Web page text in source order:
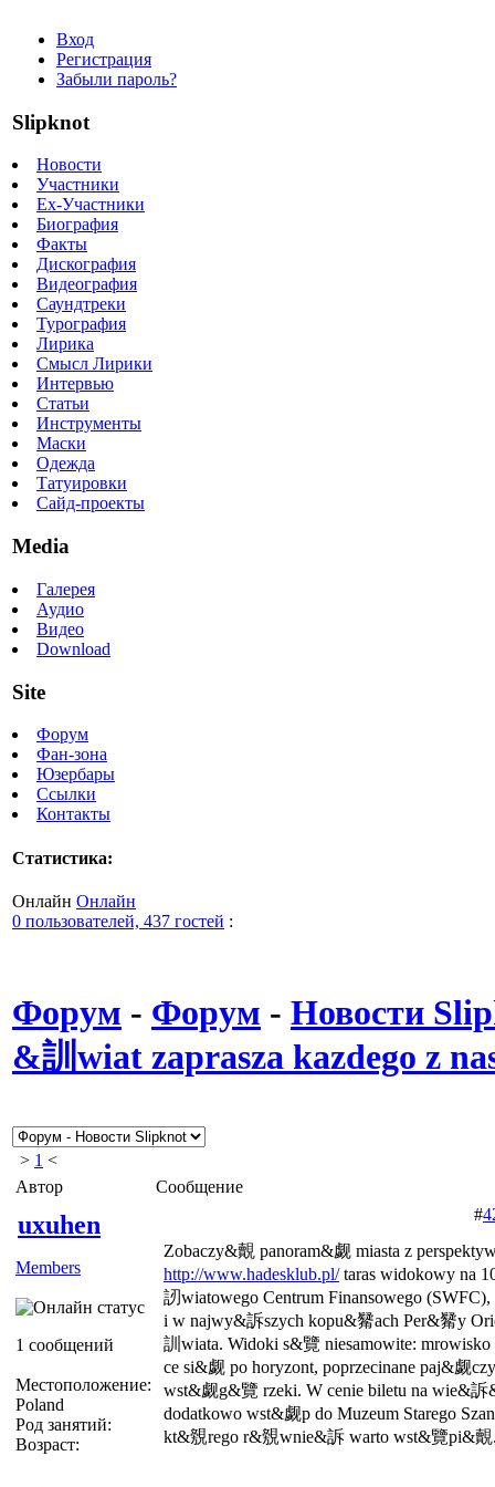
Вход
Регистрация
Забыли пароль?
Slipknot
Новости
Участники
Ex-Участники
Биография
Факты
Дискография
Видеография
Саундтреки
Турография
Лирика
Смысл Лирики
Интервью
Статьи
Инструменты
Маски
Одежда
Татуировки
Сайд-проекты
Media
Галерея
Аудио
Видео
Download
Site
Форум
Фан-зона
Юзербары
Ссылки
Контакты
Статистика:
Онлайн Онлайн
0 пользователей, 437 гостей :
Форум - Форум - Новости
&訓wiat zaprasza kazdego z
> 1 <
Автор
Сообщение
uxuhen
Members
1 сообщений
Местоположение:
Poland
Род занятий:
Возраст:
#
Zobaczy&覿 panoram&觑 miasta z
http://www.hadesklub.pl/taras widokowy na
訒wiatowego Centrum Finansowego
i w najwy&訴szych kopu&觺ach Per&觺y
訓wiata. Widoki s&覽 niesamowite:
ce si&觑 po horyzont, poprzecinane paj&觑
wst&觑g&覽 rzeki. W cenie biletu na wie&
dodatkowo wst&觑p do Muzeum Starego
kt&覫rego r&覫wnie&訴 warto wst&覽pi&